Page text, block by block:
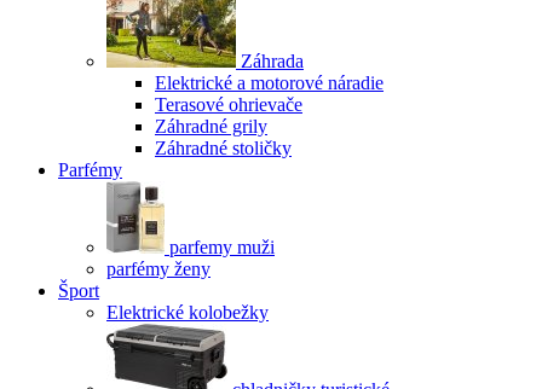
Záhrada
Elektrické a motorové náradie
Terasové ohrievače
Záhradné grily
Záhradné stoličky
Parfémy
parfemy muži
parfémy ženy
Šport
Elektrické kolobežky